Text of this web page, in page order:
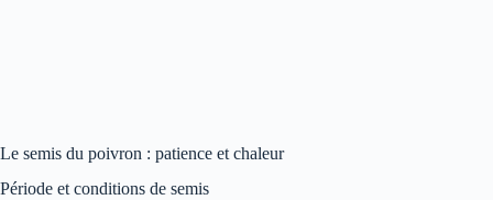
Le semis du poivron : patience et chaleur
Période et conditions de semis